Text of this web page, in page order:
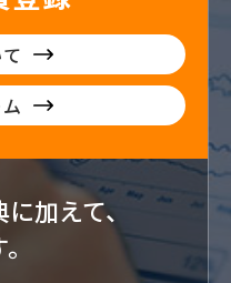
加えて、